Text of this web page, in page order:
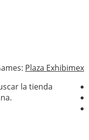
Plaza Exhibimex
la tienda